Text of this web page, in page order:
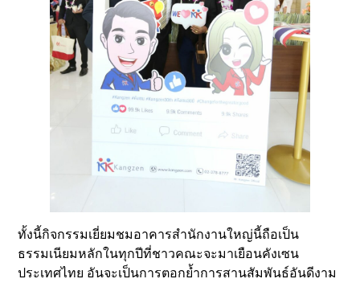
ทั้งนี้กิจกรรมเยี่ยมชมอาคารสำนักงานใหญ่นี้ถือเป็น
ธรรมเนียมหลักในทุกปีที่ชาวคณะจะมาเยือนคังเซน
ประเทศไทย อันจะเป็นการตอกย้ำการสานสัมพันธ์อันดีงาม